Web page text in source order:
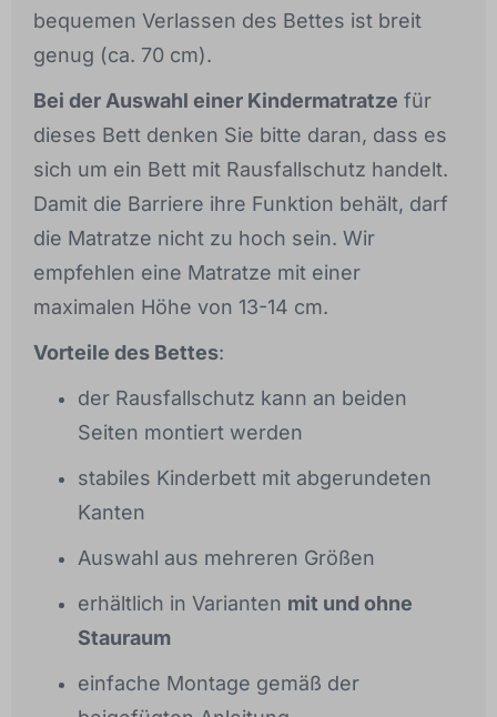
bequemen Verlassen des Bettes ist breit
genug (ca. 70 cm).
Bei der Auswahl einer Kindermatratze für
dieses Bett denken Sie bitte daran, dass es
sich um ein Bett mit Rausfallschutz handelt.
Damit die Barriere ihre Funktion behält, darf
die Matratze nicht zu hoch sein. Wir
empfehlen eine Matratze mit einer
maximalen Höhe von 13-14 cm.
Vorteile des Bettes:
der Rausfallschutz kann an beiden
Seiten montiert werden
stabiles Kinderbett mit abgerundeten
Kanten
Auswahl aus mehreren Größen
erhältlich in Varianten mit und ohne
Stauraum
einfache Montage gemäß der